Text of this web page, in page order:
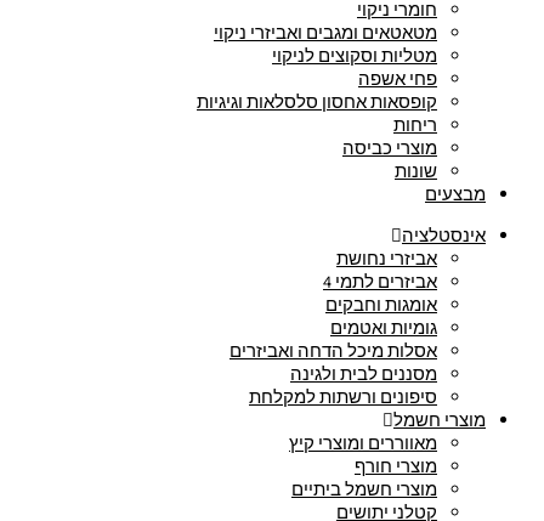
חומרי ניקוי
מטאטאים ומגבים ואביזרי ניקוי
מטליות וסקוצים לניקוי
פחי אשפה
קופסאות אחסון סלסלאות וגיגיות
ריחות
מוצרי כביסה
שונות
מבצעים
אינסטלציה
אביזרי נחושת
אביזרים לתמי 4
אומגות וחבקים
גומיות ואטמים
אסלות מיכל הדחה ואביזרים
מסננים לבית ולגינה
סיפונים ורשתות למקלחת
מוצרי חשמל
מאווררים ומוצרי קיץ
מוצרי חורף
מוצרי חשמל ביתיים
קטלני יתושים